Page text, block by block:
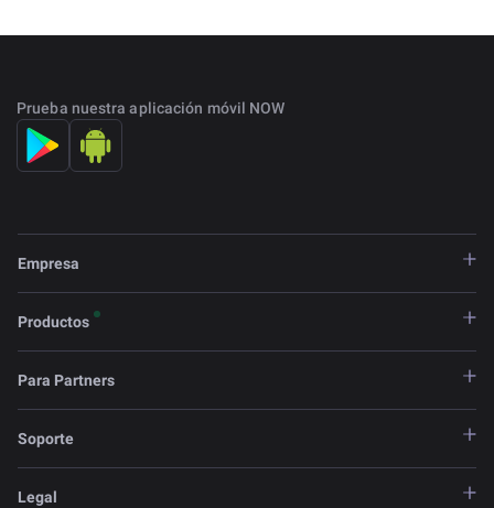
Prueba nuestra aplicación móvil NOW
Empresa
Productos
Para Partners
Soporte
Legal